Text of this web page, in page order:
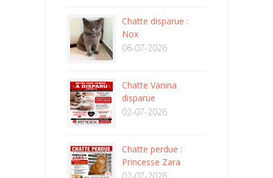
Chatte disparue :
Nox
06-07-2026
Chatte Vanina
disparue
02-07-2026
Chatte perdue :
Princesse Zara